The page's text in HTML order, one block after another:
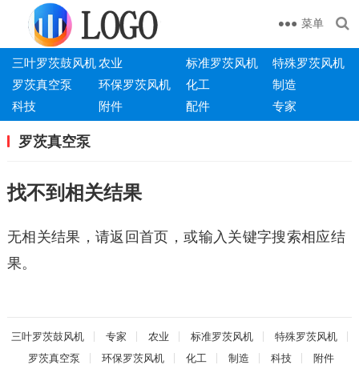
菜单
三叶罗茨鼓风机农业 标准罗茨风机
特殊罗茨风机
罗茨真空泵
环保罗茨风机 化工
制造
科技
附件 配件 专家
罗茨真空泵
找不到相关结果
无相关结果，请返回首页，或输入关键字搜索相应结
果。
三叶罗茨鼓风机 专家 农业 标准罗茨风机
特殊罗茨风机
罗茨真空泵
环保罗茨风机 化工 制造 科技 附件